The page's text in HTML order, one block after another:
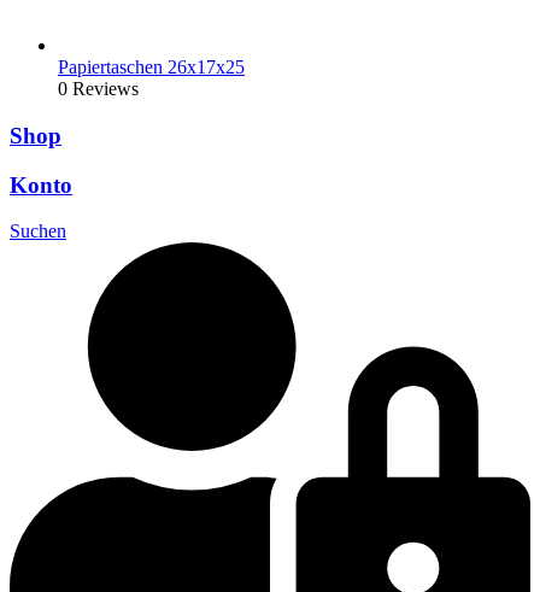
Papiertaschen 26x17x25
0 Reviews
Shop
Konto
Suchen